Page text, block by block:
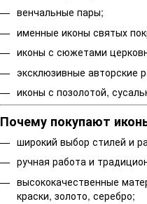
венчальные пары;
именные иконы святых
иконы с сюжетами
эксклюзивные авторские
иконы с позолотой,
Почему покупают
широкий выбор стилей и
ручная работа и
высококачественные
краски, золото, серебро;